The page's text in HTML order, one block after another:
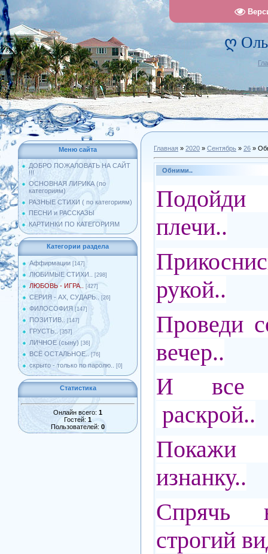
ღ
Меню сайта
ДОБРО ПОЖАЛОВАТЬ НА САЙТ
!!!
ОСНОВНАЯ ЛИРИКА (по
категориям)
РАЗНЫЕ СТИХИ ( по категориям)
ПЕСНИ и РАССКАЗЫ
КАРТИНКИ ПО КАТЕГОРИЯМ
Категории раздела
Аффирмации [147]
ЛЮБИМЫЕ СТИХИ.. [298]
ЛЮБОВЬ - ИГРА.. [427]
СЕРИЯ - АХ, СУДАРЬ.. [26]
ФИЛОСОФИЯ [147]
ПОЗИТИВ.. [147]
ГРУСТЬ.. [357]
ЛИЧНОЕ (сыну) [36]
ВСЁ ОСТАЛЬНОЕ.. [76]
скрыто - только по паролю.. [0]
Статистика
Онлайн всего: 1
Гостей: 1
Пользователей: 0
Главная » 2020 » Сентябрь » 26 »
Обними..
плечи..
рукой..
Проведи
вечер..
И все
раскрой..
изнанку..
строгий